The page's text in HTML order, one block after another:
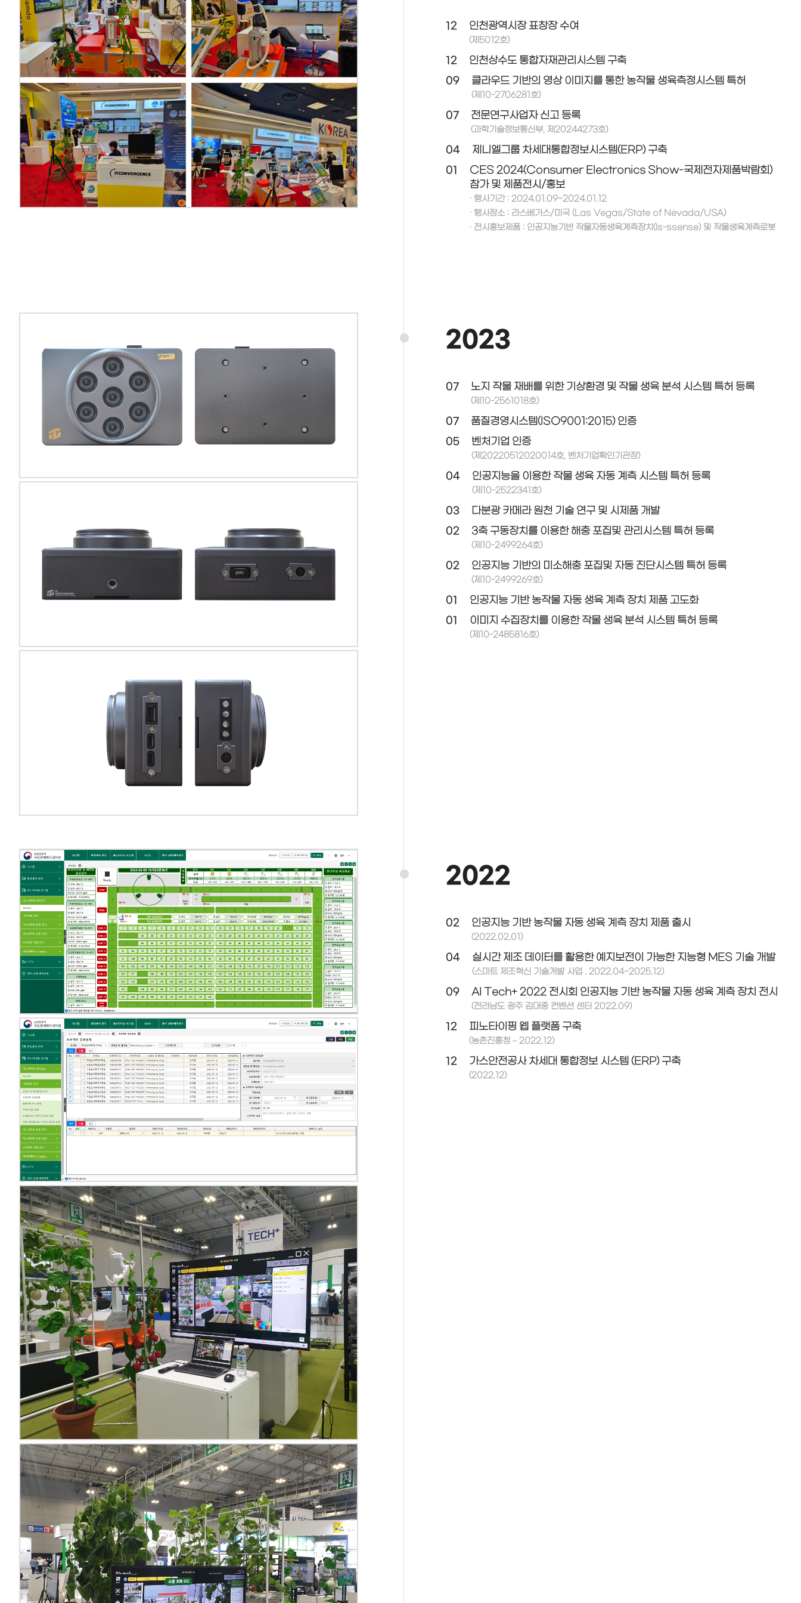
12 인천광역시장 표창장 수여
(제5012호)
12
인천상수도 통합자재관리시스템 구축
09
클라우드 기반의 영상 이미지를 통한 농작물 생육측정시스템 특허
(제10-2706281호)
07 전문연구사업자 신고 등록
(과학기술정보통신부, 제20244273호)
04
제니엘그룹 차세대통합정보시스템(ERP) 구축
01
CES 2024(Consumer Electronics Show-국제전자제품박람회)
참가 및 제품전시/홍보
· 행사기간 : 2024.01.09~2024.01.12
· 행사장소 : 라스베가스/미국 (Las Vegas/State of Nevada/USA)
· 전시홍보제품 : 인공지능기반 작물자동생육계측장치(Is-ssense) 및 작물생육계측로봇
2023
07 노지 작물 재배를 위한 기상환경 및 작물 생육 분석 시스템 특허 등록
(제10-2561018호)
07
품질경영시스템(ISO9001:2015) 인증
05
벤처기업 인증
(제20220512020014호, 벤처기업확인기관장)
04 인공지능을 이용한 작물 생육 자동 계측 시스템 특허 등록
(제10-2522341호)
03
다분광 카메라 원천 기술 연구 및 시제품 개발
02
3축 구동장치를 이용한 해충 포집및 관리시스템 특허 등록
(제10-2499264호)
02 인공지능 기반의 미소해충 포집및 자동 진단시스템 특허 등록
(제10-2499269호)
01
인공지능 기반 농작물 자동 생육 계측 장치 제품 고도화
01
이미지 수집장치를 이용한 작물 생육 분석 시스템 특허 등록
(제10-2485816호)
2022
02 인공지능 기반 농작물 자동 생육 계측 장치 제품 출시
(2022.02.01)
04 실시간 제조 데이터를 활용한 예지보전이 가능한 지능형 MES 기술 개발
(스마트 제조혁신 기술개발 사업 . 2022.04~2025.12)
09 AI Tech+ 2022 전시회 인공지능 기반 농작물 자동 생육 계측 장치 전시
(전라남도 광주 김대중 컨벤션 센터 2022.09)
12 피노타이핑 웹 플랫폼 구축
(농촌진흥청 – 2022.12)
12 가스안전공사 차세대 통합정보 시스템 (ERP) 구축
(2022.12)